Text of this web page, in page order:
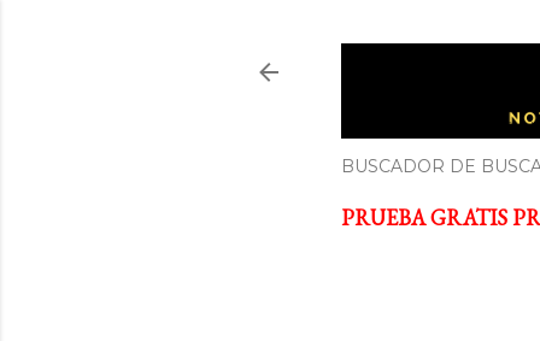
Noticias y cursos GRATIS
BUSCADOR DE
PRUEBA GRATIS